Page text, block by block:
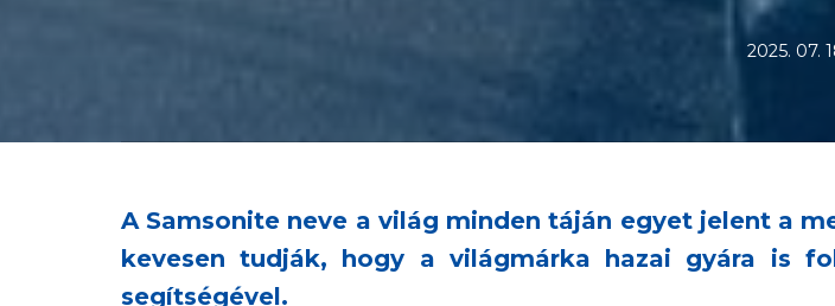
2025. 07.
A Samsonite neve a világ minden táján egyet jelent a
kevesen tudják, hogy a világmárka hazai gyára is
segítségével.